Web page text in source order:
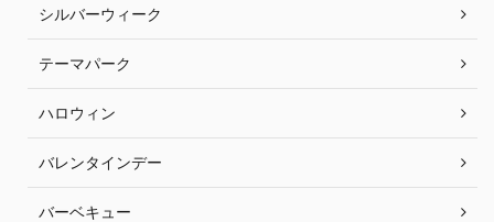
シルバーウィーク
テーマパーク
ハロウィン
バレンタインデー
バーベキュー